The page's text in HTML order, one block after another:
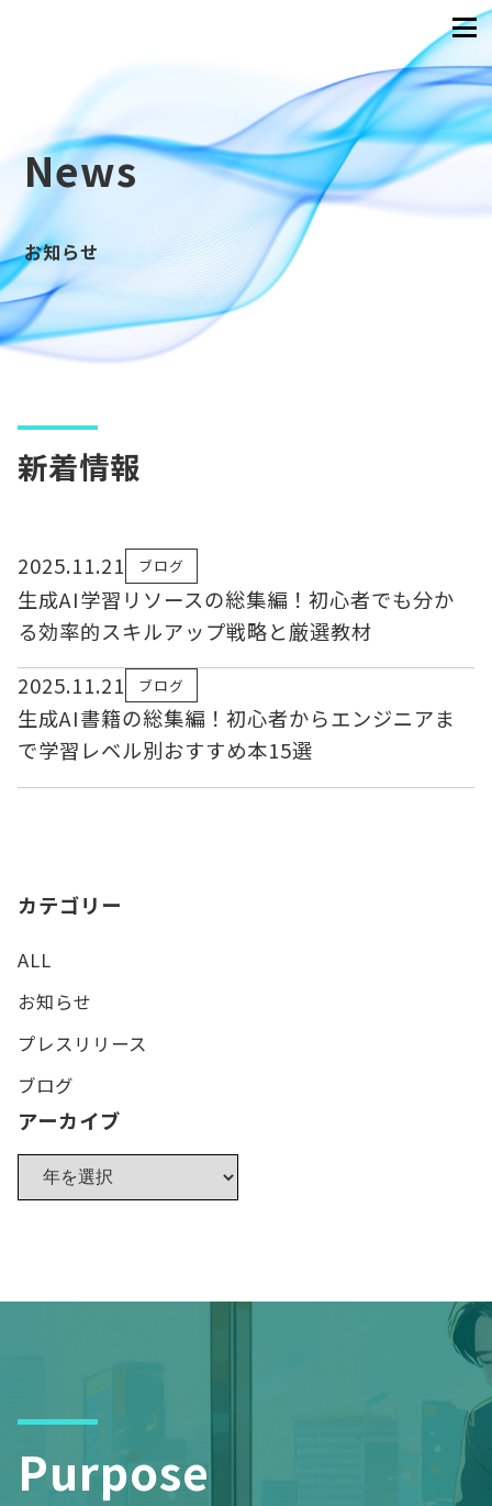
News
お知らせ
新着情報
2025.11.21 ブログ
生成AI学習リソースの総集編！初心者でも分か
る効率的スキルアップ戦略と厳選教材
2025.11.21
ブログ
生成AI書籍の総集編！初心者からエンジニアま
で学習レベル別おすすめ本15選
カテゴリー
ALL
お知らせ
プレスリリース
ブログ
アーカイブ
Purpose